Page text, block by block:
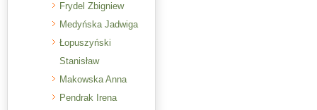
Frydel Zbigniew
Medyńska Jadwiga
Łopuszyński
Stanisław
Makowska Anna
Pendrak Irena